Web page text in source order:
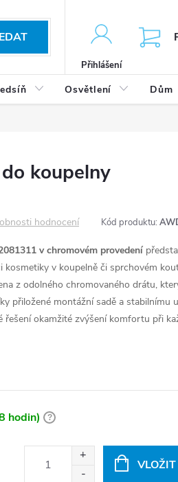
Přihlášení
Osvětlení Dům
koupelny
hodnocení Kód produktu:
v chromovém provedení
kosmetiky v koupelně či sprchovém
z odolného chromovaného drátu,
přiložené montážní sadě a stabilnímu
řešení okamžité zvýšení komfortu při
hodin) ?